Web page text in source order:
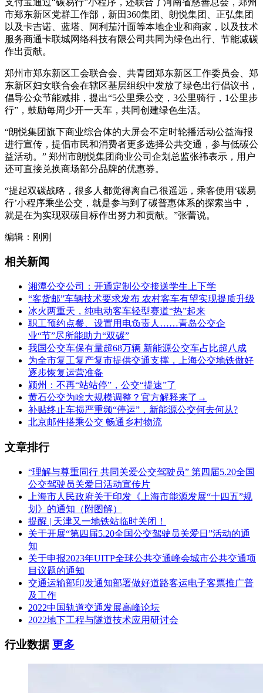
市郑东新区党群工作部，新田360集团、朗悦集团、正弘集团
以及卡吉诺、蓝塔、阿利茄汁面等本地企业和商家，以及技术
服务商通卡联城网络科技有限公司共同为绿色出行、节能减碳
作出贡献。
郑州市郑东新区工会联合会、共青团郑东新区工作委员会、郑
东新区妇女联合会在辖区基层组织中发放了绿色出行倡议书，
倡导公众节能减排，提出“5公里乘公交，3公里骑行，1公里步
行”，鼓励每周少开一天车，共同创建绿色生活。
“朗悦集团旗下商业综合体的大屏会不定时轮播活动公益海报
进行宣传，提倡市民和消费者更多选择公共交通，参与低碳公
益活动。” 郑州市朗悦集团商业公司企划总监张祎表示，用户
还可直接兑换商场部分品牌的优惠券。
“提起双碳战略，很多人都觉得离自己很遥远，乘客使用‘碳易
行’小程序乘坐公交，就是参与到了碳普惠体系的探索当中，
就是在为实现双碳目标作出努力和贡献。”张蕾说。
编辑：刚刚
相关新闻
湘潭公交公司：开通定制公交接送学生上下学
“客货邮”车辆技术要求发布 农村客车有望实现提质升级
冰火两重天，纯电动客车轻型赛道“热”起来
职工预约点餐、设置用电负责人……青岛公交企
业“节”尽所能助力“双碳”
我国公交车保有量超68万辆 新能源公交车占比超八成
为全市复工复产复市提供交通支撑，上海公交地铁做好
逐步恢复运营准备
颍州：不再“站站停”，公交“提速”了
黄石公交为啥大规模调整？官方解释来了→
补贴终止车损严重频“停运”，新能源公交何去何从?
北京邮件搭乘公交 畅通乡村物流
文章排行
“理解与尊重同行 共同关爱公交驾驶员” 第四届5.20全国
公交驾驶员关爱日活动宣传片
上海市人民政府关于印发《上海市能源发展“十四五”规
划》的通知（附图解）
提醒 | 天津又一地铁站临时关闭！
关于开展“第四届5.20全国公交驾驶员关爱日”活动的通
知
关于申报2023年UITP全球公共交通峰会城市公共交通项
目议题的通知
交通运输部印发通知部署做好道路客运电子客票推广普
及工作
2022中国轨道交通发展高峰论坛
2022地下工程与隧道技术应用研讨会
行业数据更多